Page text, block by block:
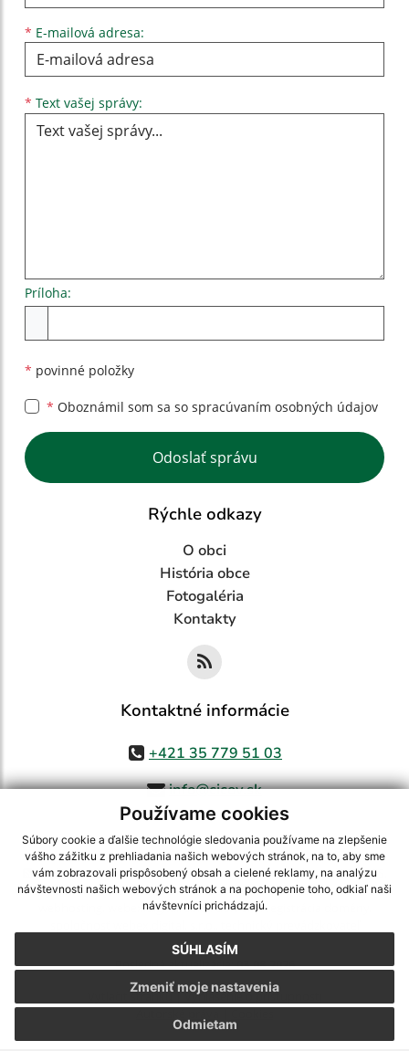
Používame cookies
Súbory cookie a ďalšie technológie sledovania používame na zlepšenie
vášho zážitku z prehliadania našich webových stránok, na to, aby sme
vám zobrazovali prispôsobený obsah a cielené reklamy, na analýzu
návštevnosti našich webových stránok a na pochopenie toho, odkiaľ naši
návštevníci prichádzajú.
SÚHLASÍM
Odmietam
Zmeniť moje nastavenia
* E-mailová adresa:
* Text vašej správy:
Príloha:
* povinné položky
* Oboznámil som sa so spracúvaním osobných údajov
Google reCaptcha Response
Odoslať správu
Rýchle odkazy
O obci
História obce
Fotogaléria
Kontakty
Kontaktné informácie
+421 35 779 51 03
info@cicov.sk
využite možnosť získavania aktuálnych informácií s využitím RSS
CMS systém (redakčný) systém ECHELON 2,Mapa stránok,web portál
webex.digital, s.r.o.,domény,registrácia domény
Posledná aktualizácia:03.08.2026
Vytlačiť stránku|Vyhlásenie o prístupnosti